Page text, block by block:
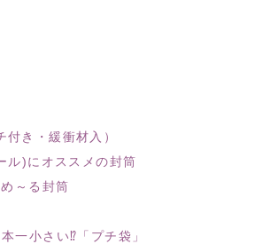
き・緩衝材入）
ル)にオススメの封筒
～る封筒
一小さい⁉「プチ袋」